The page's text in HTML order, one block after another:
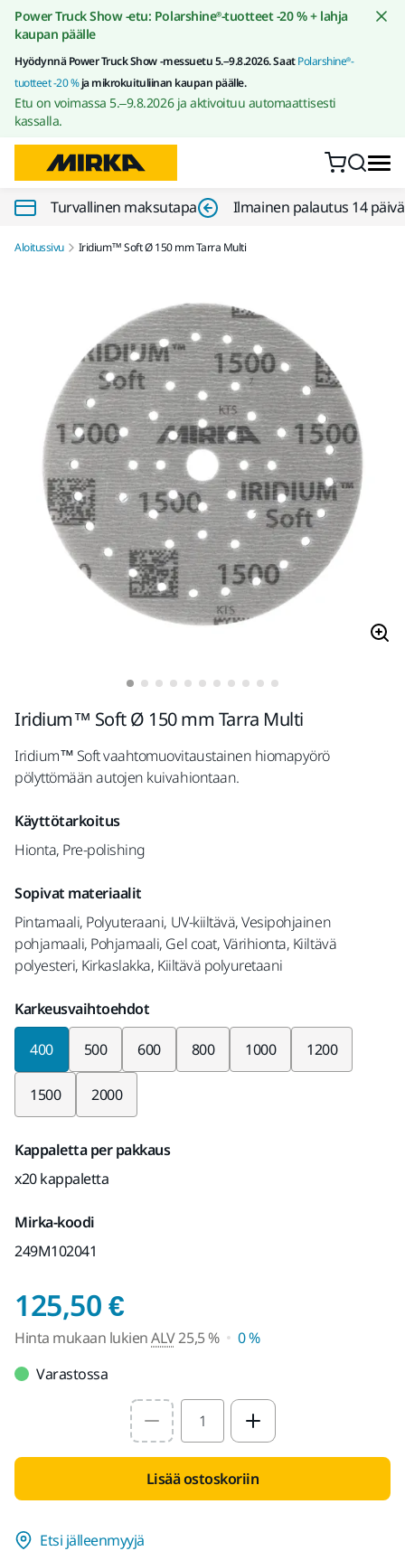
Siirry sisältöön
Power Truck Show -etu: Polarshine®-tuotteet -20 % + lahja
kaupan päälle
Hyödynnä Power Truck Show -messuetu 5.–9.8.2026. SaatPolarshine®-
tuotteet -20 %ja mikrokuituliinan kaupan päälle.
Etu on voimassa 5.–9.8.2026 ja aktivoituu automaattisesti
kassalla.
Turvallinen maksutapa Ilmainen palautus 14
Aloitussivu Iridium™ Soft Ø 150 mm Tarra Multi
Iridium™ Soft Ø 150 mm Tarra Multi
Iridium™ Soft vaahtomuovitaustainen hiomapyörö
pölyttömään autojen kuivahiontaan.
Käyttötarkoitus
Hionta, Pre-polishing
Sopivat materiaalit
Pintamaali, Polyuteraani, UV-kiiltävä, Vesipohjainen
pohjamaali, Pohjamaali, Gel coat, Värihionta, Kiiltävä
polyesteri, Kirkaslakka, Kiiltävä polyuretaani
Karkeusvaihtoehdot
400 500 600 800 1000 1200
1500 2000
Kappaletta per pakkaus
x20 kappaletta
Mirka-koodi
249M102041
125,50 €Hinta mukaan
Hinta mukaan lukienALV25,5 %
0 %
Varastossa
Select quantity value
Lisää ostoskoriin
Etsi jälleenmyyjä